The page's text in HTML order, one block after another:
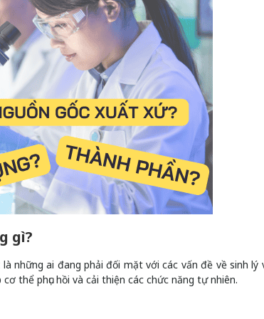
gì?
những ai đang phải đối mặt với các vấn đề về sinh lý
thể phục hồi và cải thiện các chức năng tự nhiên.